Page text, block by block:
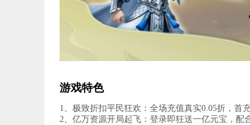
游戏特色
1、极致折扣平民狂欢：全场充值真实0.05折，首
2、亿万资源开局起飞：登录即狂送一亿元宝，配